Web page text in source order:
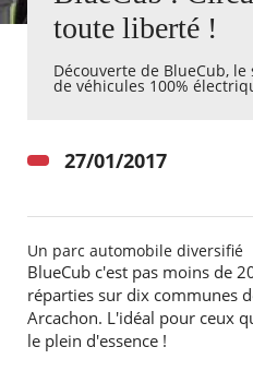
Actualités
toute liberté !
Découverte de BlueCub,
de véhicules 100%
27/01/2017
Un parc automobile diversifié
BlueCub c'est pas moins de
réparties sur dix communes
Arcachon. L'idéal pour ceux
le plein d'essence !